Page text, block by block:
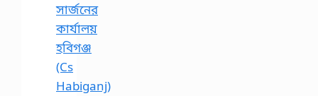
সার্জনের
কার্যালয়
হবিগঞ্জ
(Cs
Habiganj)